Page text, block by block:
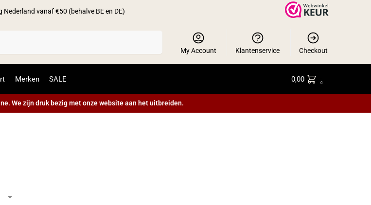
Nederland vanaf €50 (behalve BE en DE)
My Account Klantenservice Checkout
Merken SALE 0,00 0
We zijn druk bezig met onze website aan het uitbreiden.